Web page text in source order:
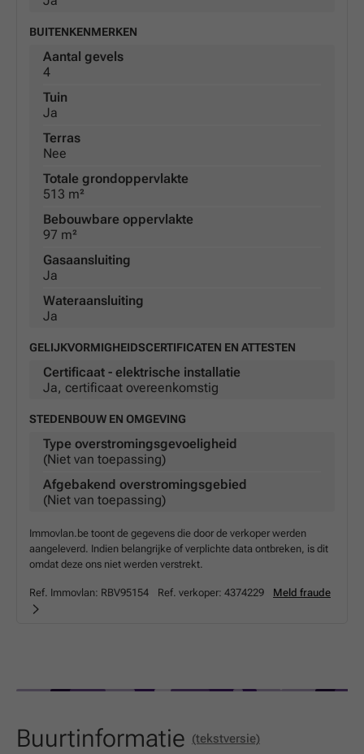
BUITENKENMERKEN
Aantal gevels
4
Tuin
Ja
Terras
Nee
Totale grondoppervlakte
513 m²
Bebouwbare oppervlakte
97 m²
Gasaansluiting
Ja
Wateraansluiting
Ja
GELIJKVORMIGHEIDSCERTIFICATEN EN ATTESTEN
Certificaat - elektrische installatie
Ja, certificaat overeenkomstig
STEDENBOUW EN OMGEVING
Type overstromingsgevoeligheid
(Niet van toepassing)
Afgebakend overstromingsgebied
(Niet van toepassing)
Immovlan.be toont de gegevens die door de verkoper werden
aangeleverd. Indien belangrijke of verplichte data ontbreken, is dit
omdat deze ons niet werden verstrekt.
Ref. Immovlan: RBV95154 Ref. verkoper: 4374229 Meld fraude
Buurtinformatie (tekstversie)